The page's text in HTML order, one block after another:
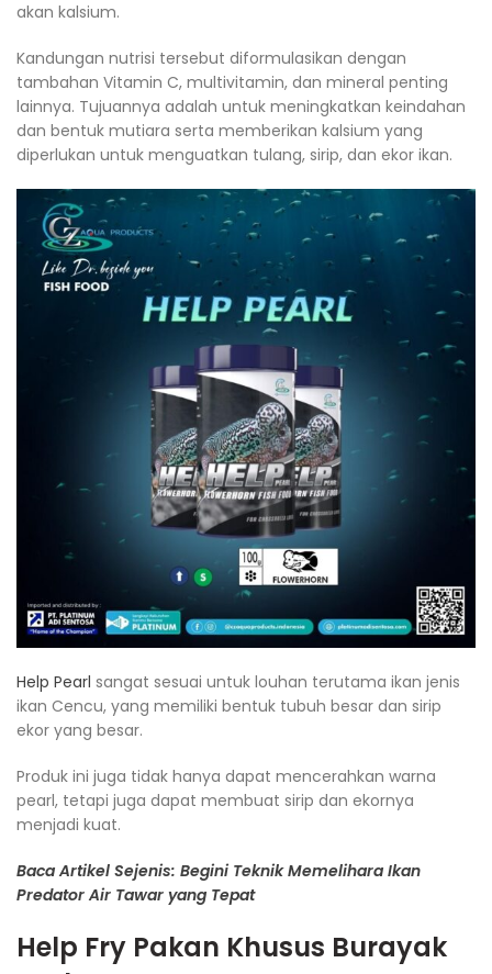
akan kalsium.
Kandungan nutrisi tersebut diformulasikan dengan
tambahan Vitamin C, multivitamin, dan mineral penting
lainnya. Tujuannya adalah untuk meningkatkan keindahan
dan bentuk mutiara serta memberikan kalsium yang
diperlukan untuk menguatkan tulang, sirip, dan ekor ikan.
Help Pearl sangat sesuai untuk louhan terutama ikan jenis
ikan Cencu, yang memiliki bentuk tubuh besar dan sirip
ekor yang besar.
Produk ini juga tidak hanya dapat mencerahkan warna
pearl, tetapi juga dapat membuat sirip dan ekornya
menjadi kuat.
Baca Artikel Sejenis: Begini Teknik Memelihara Ikan
Predator Air Tawar yang Tepat
Help Fry Pakan Khusus Burayak